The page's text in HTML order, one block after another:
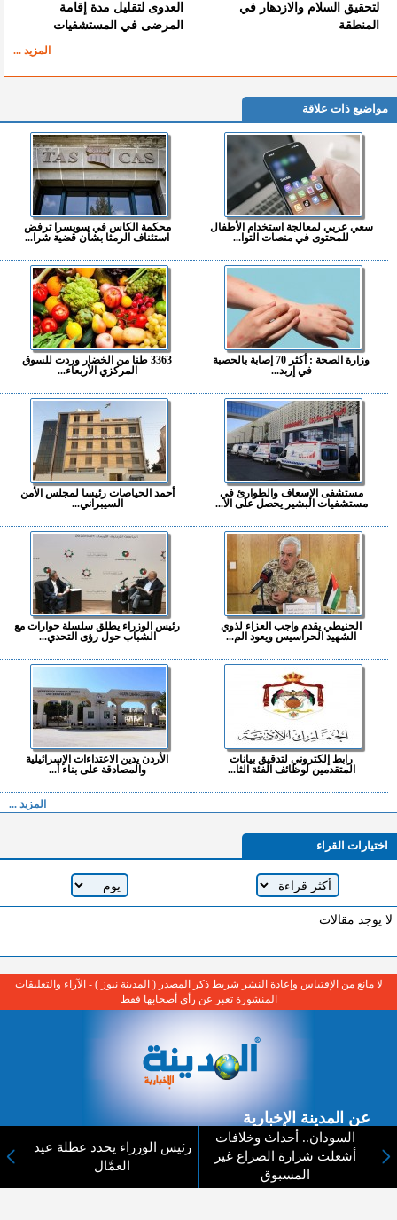
لتحقيق السلام والازدهار في
المنطقة
العدوى لتقليل مدة إقامة
المرضى في المستشفيات
المزيد ...
مواضيع ذات علاقة
سعي عربي لمعالجة استخدام الأطفال
للمحتوى في منصات التوا...
محكمة الكاس في سويسرا ترفض
استئناف الرمثا بشأن قضية شرا...
وزارة الصحة : أكثر 70 إصابة بالحصبة
في إربد...
3363 طنا من الخضار وردت للسوق
المركزي الأربعاء...
مستشفى الإسعاف والطوارئ في
مستشفيات البشير يحصل على الا...
أحمد الحياصات رئيسا لمجلس الأمن
السيبراني...
الحنيطي يقدم واجب العزاء لذوي
الشهيد الحراسيس ويعود الم...
رئيس الوزراء يطلق سلسلة حوارات مع
الشباب حول رؤى التحدي...
رابط إلكتروني لتدقيق بيانات
المتقدمين لوظائف الفئة الثا...
الأردن يدين الاعتداءات الإسرائيلية
والمصادقة على بناء أ...
المزيد ...
اختيارات القراء
لا يوجد مقالات
السودان.. أحداث وخلافات
أشعلت شرارة الصراع غير
المسبوق
رئيس الوزراء يحدد عطلة عيد
العمَّال
لا مانع من الإقتباس وإعادة النشر شريط ذكر المصدر ( المدينة نيوز ) - الآراء والتعليقات
المنشورة تعبر عن رأي أصحابها فقط
عن المدينة الإخبارية
المدينة الإخبارية صحيفة الكترونية شاملة تابعة لشركة قنوات البث
الاردنية تنقل الاخبار المحلية الأردنية وأخبار فلسطين وأبرز الأخبار
العربية والدولية لحظة حدوثها بمهنية رفيعة ليكون العالم بما يجري